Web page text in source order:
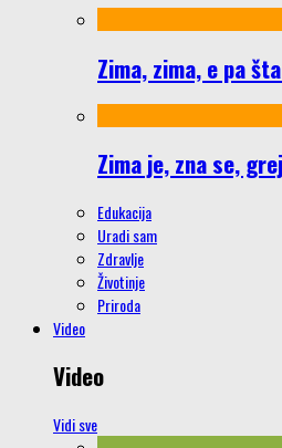
Zima, zima, e pa
Zima je, zna se,
Edukacija
Uradi sam
Zdravlje
Životinje
Priroda
Video
Video
Vidi sve